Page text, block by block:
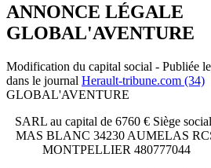
ANNONCE LÉGALE
GLOBAL'AVENTURE
Modification du capital social - Publiée
dans le journal Herault-tribune.com (34)
GLOBAL'AVENTURE
SARL au capital de 6760 € Siège
MAS BLANC 34230 AUMELAS
MONTPELLIER 480777044